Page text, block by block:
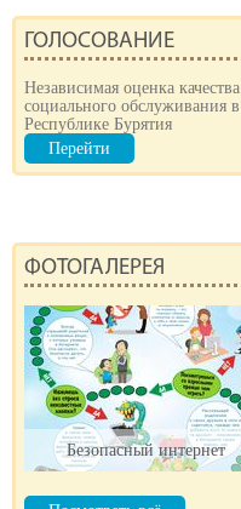
ГОЛОСОВАНИЕ
Независимая оценка качества
социального обслуживания в
Республике Бурятия
Перейти
ФОТОГАЛЕРЕЯ
Безопасный интернет